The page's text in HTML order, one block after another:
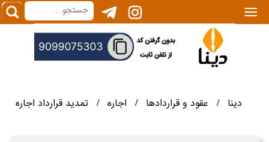
|||
دینا / عقود و قراردادها / اجاره / تمدید قرارداد اجاره